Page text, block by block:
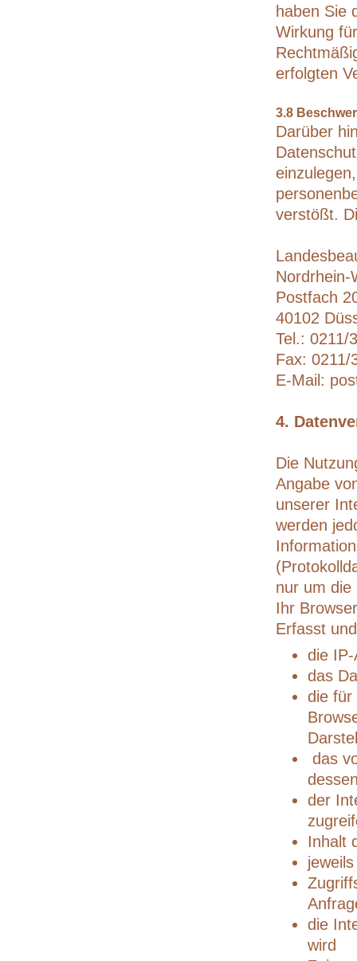
haben Sie
Wirkung
erfolgten
3.8
Darüber
verstößt.
Nordrhein-
Postfach
40102
Tel.: 0211/
Fax: 0211/
E-Mail:
4.
Die
Angabe
unserer
werden
nur um die
Ihr
Erfasst
die
das
die für
das
der
Inhalt
die
wird